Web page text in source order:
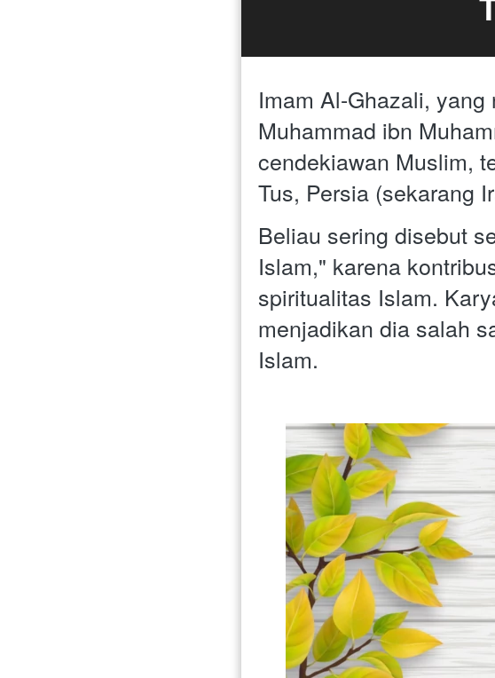
Imam Al-Ghazali,
Muhammad ibn
cendekiawan Muslim,
Tus, Persia (sekarang
Beliau sering disebut
Islam," karena
spiritualitas Islam.
menjadikan dia salah
Islam.